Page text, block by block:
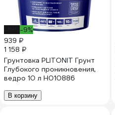
-9%
939 ₽
1 158 ₽
Грунтовка PLITONIT Грунт
Глубокого проникновения,
ведро 10 л Н010886
В корзину